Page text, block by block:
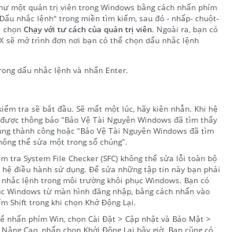
một quản trị viên trong Windows bằng cách nhấn phím
nhắc lệnh" trong miền tìm kiếm, sau đó - nhấp- chuột-
chọn Chạy với tư cách của quản trị viên. Ngoài ra, bạn có
sẽ mở trình đơn nơi bạn có thể chọn dấu nhắc lệnh
dấu nhắc lệnh và nhấn Enter.
tra sẽ bắt đầu. Sẽ mất một lúc, hãy kiên nhẫn. Khi hệ
thông báo “Bảo Vệ Tài Nguyên Windows đã tìm thấy
thành công hoặc “Bảo Vệ Tài Nguyên Windows đã tìm
thể sửa một trong số chúng”.
tra System File Checker (SFC) không thể sửa lỗi toàn bộ
điều hành sử dụng. Để sửa những tập tin này bạn phải
nhắc lệnh trong môi trường khôi phục Windows. Bạn có
Windows từ màn hình đăng nhập, bằng cách nhấn vào
Shift trong khi chọn Khở Động Lại.
nhấn phím Win, chọn Cài Đặt > Cập nhật và Bảo Mật >
Cao, nhấp chọn Khởi Động Lại bây giờ. Bạn cũng có